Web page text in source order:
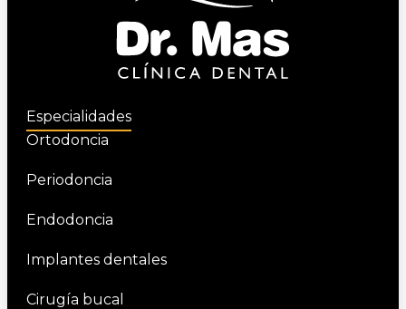
Especialidades
Ortodoncia
Periodoncia
Endodoncia
Implantes dentales
Cirugía bucal